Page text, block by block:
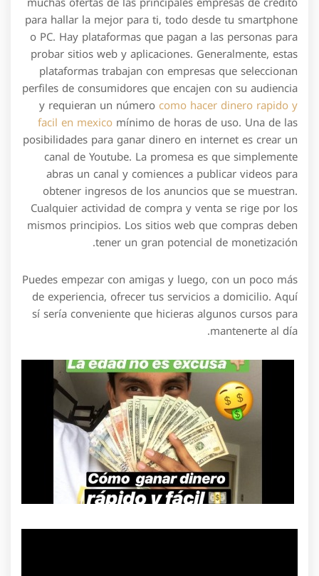
para hallar la mejor para ti, todo desde tu smartphone
o PC. Hay plataformas que pagan a las personas para
probar sitios web y aplicaciones. Generalmente, estas
plataformas trabajan con empresas que seleccionan
perfiles de consumidores que encajen con su audiencia
y requieran un número como hacer dinero rapido y
facil en mexico mínimo de horas de uso. Una de las
posibilidades para ganar dinero en internet es crear un
canal de Youtube. La promesa es que simplemente
abras un canal y comiences a publicar videos para
obtener ingresos de los anuncios que se muestran.
Cualquier actividad de compra y venta se rige por los
mismos principios. Los sitios web que compras deben
tener un gran potencial de monetización.
Puedes empezar con amigas y luego, con un poco más
de experiencia, ofrecer tus servicios a domicilio. Aquí
sí sería conveniente que hicieras algunos cursos para
mantenerte al día.